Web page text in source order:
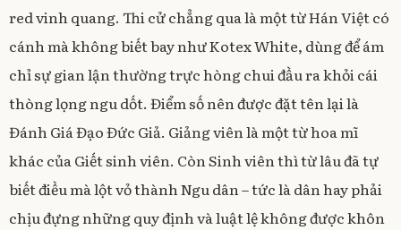
red vinh quang. Thi cử chẳng qua là một từ Hán Việt có
cánh mà không biết bay như Kotex White, dùng để ám
chỉ sự gian lận thường trực hòng chui đầu ra khỏi cái
thòng lọng ngu dốt. Điểm số nên được đặt tên lại là
Đánh Giá Đạo Đức Giả. Giảng viên là một từ hoa mĩ
khác của Giết sinh viên. Còn Sinh viên thì từ lâu đã tự
biết điều mà lột vỏ thành Ngu dân – tức là dân hay phải
chịu đựng những quy định và luật lệ không được khôn